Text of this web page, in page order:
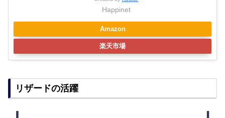
Happinet
Amazon
楽天市場
リザードの活躍